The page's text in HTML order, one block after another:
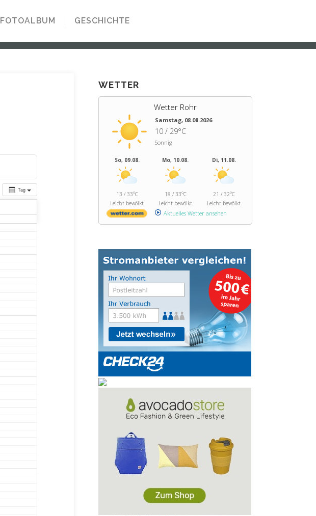
FOTOALBUM GESCHICHTE
Tag
WETTER
Wetter Rohr
Samstag, 08.08.2026
10 / 29°C
Sonnig
So, 09.08.
13 / 33°C
Leicht bewölkt
Mo, 10.08.
18 / 33°C
Leicht bewölkt
Di, 11.08.
21 / 32°C
Leicht bewölkt
Aktuelles Wetter ansehen